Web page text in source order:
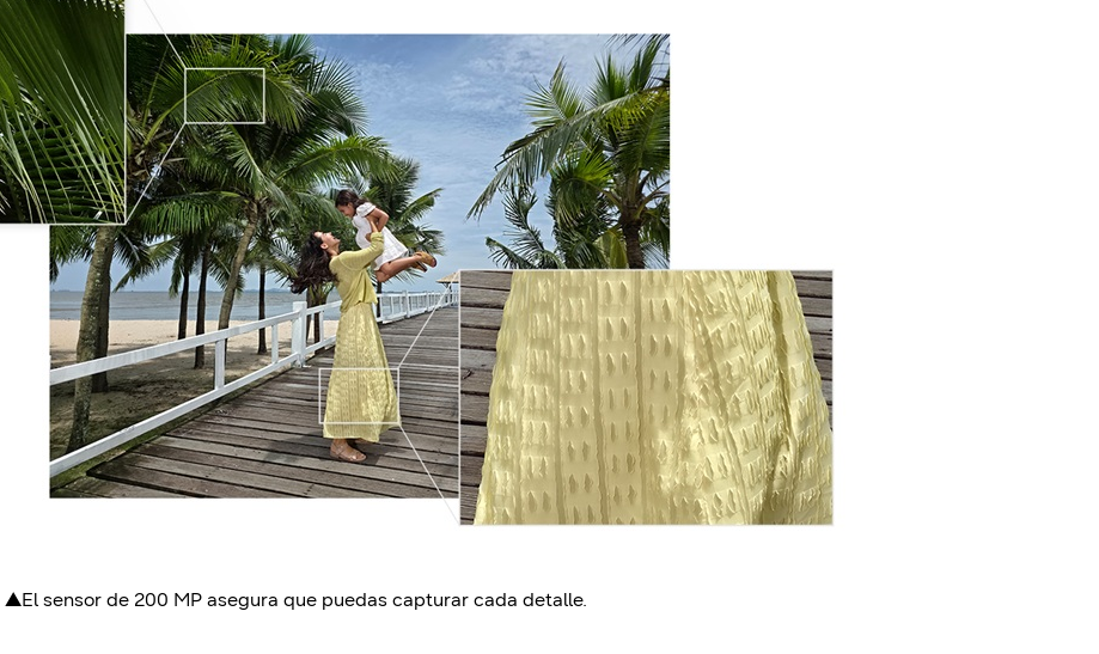
▲El sensor de 200 MP asegura que puedas capturar cada detalle.